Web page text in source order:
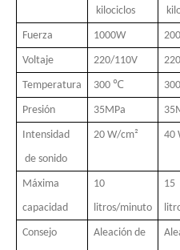
Actualmente, la investigación
kilociclos
Fuerza 1000W
Voltaje 220/110V
Temperatura 300 ℃
Presión 35MPa
Intensidad
de sonido
20 W/cm² 40
Máxima
capacidad
10
litros/minuto
15
Consejo
Aleación de